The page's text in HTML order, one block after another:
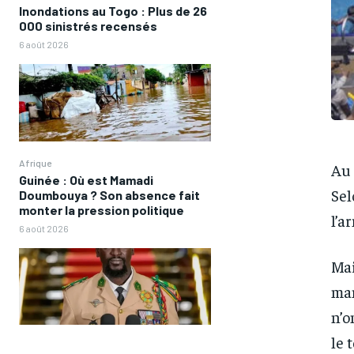
Inondations au Togo : Plus de 26
000 sinistrés recensés
6 août 2026
Afrique
Guinée : Où est Mamadi
Doumbouya ? Son absence fait
monter la pression politique
6 août 2026
le